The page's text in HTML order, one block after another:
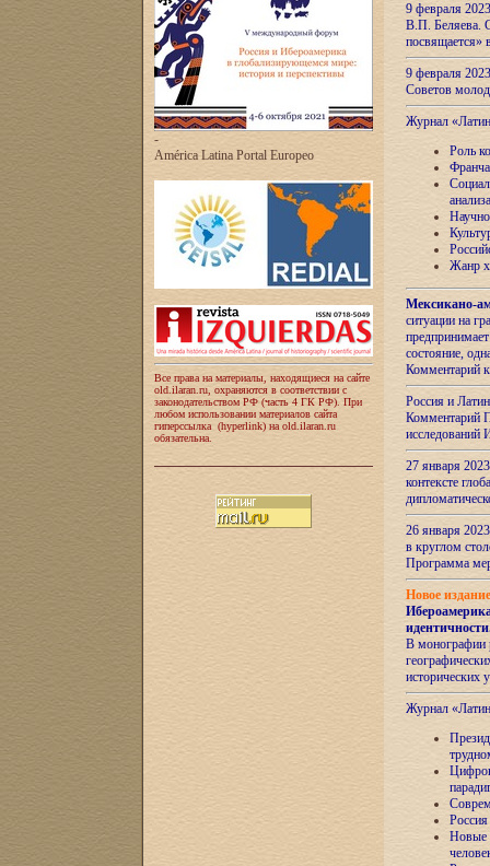
-
América Latina Portal Europeo
Все права на материалы, находящиеся на сайте
old.ilaran.ru, охраняются в соответствии с
законодательством РФ (часть 4 ГК РФ). При
любом использовании материалов сайта
гиперссылка (hyperlink) на old.ilaran.ru
обязательна.
9 февраля
В.П. Беляева.
посвящается»
9 февраля
Советов
Журнал
Роль
анализа
Жанр
Мексикано-
ситуации на
состояние,
Комментарий
Россия и
Комментарий
27 января
контексте
26 января
в круглом
Программа
Новое
идентичности
В монографии
исторических
Журнал
Новые